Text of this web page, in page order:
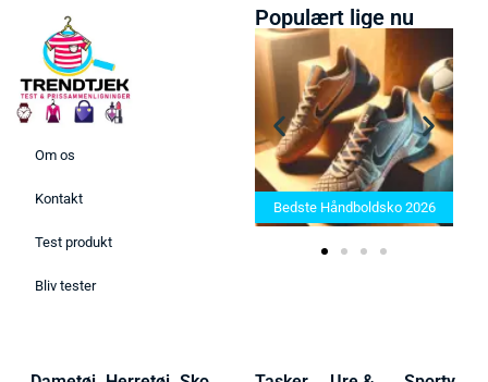
Om os
Kontakt
Test produkt
Bliv tester
Populært lige nu
2025 –
produkter her!
Bedste Håndboldsko 2026
Bedste
2025: Find den
behov